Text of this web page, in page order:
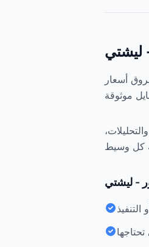
ليشتي
أسعار
- ليشتي